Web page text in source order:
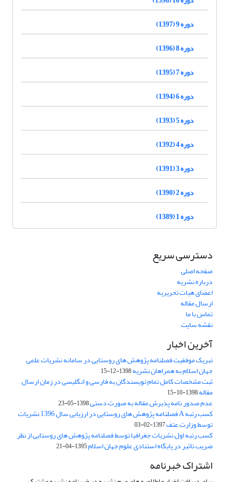
دوره 9 (1397)
دوره 8 (1396)
دوره 7 (1395)
دوره 6 (1394)
دوره 5 (1393)
دوره 4 (1392)
دوره 3 (1391)
دوره 2 (1390)
دوره 1 (1389)
دسترسی سریع
صفحه اصلی
درباره نشریه
اعضای هیات تحریریه
ارسال مقاله
تماس با ما
نقشه سایت
آخرین اخبار
تبریک موفقیت فصلنامه پژوهش های روستایی در سامانه نشریات علمی
جهان اسلام به همراهان نشریه1398-12-15
ثبت مشخصات کامل تمام نویسندگان به فارسی و انگلیسی در زمان ارسال
مقاله1398-10-15
عدم صدور نامه پذیرش مقاله به صورت دستی1398-05-23
کسب رتبه A فصلنامه پژوهش های روستایی در ارزیابی سال 1396 نشریات
توسط وزارت عتف1397-02-03
کسب رتبه اول نشریات جغرافیا توسط فصلنامه پژوهش های روستایی از نظر
ضریب تاثیر در پایگاه استنادی علوم جهان اسلام1395-04-21
اشتراک خبرنامه